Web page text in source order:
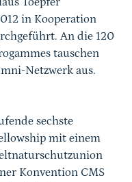
in Kooperation
An die 120
tauschen
Netzwerk aus.
sechste
mit einem
Konvention CMS